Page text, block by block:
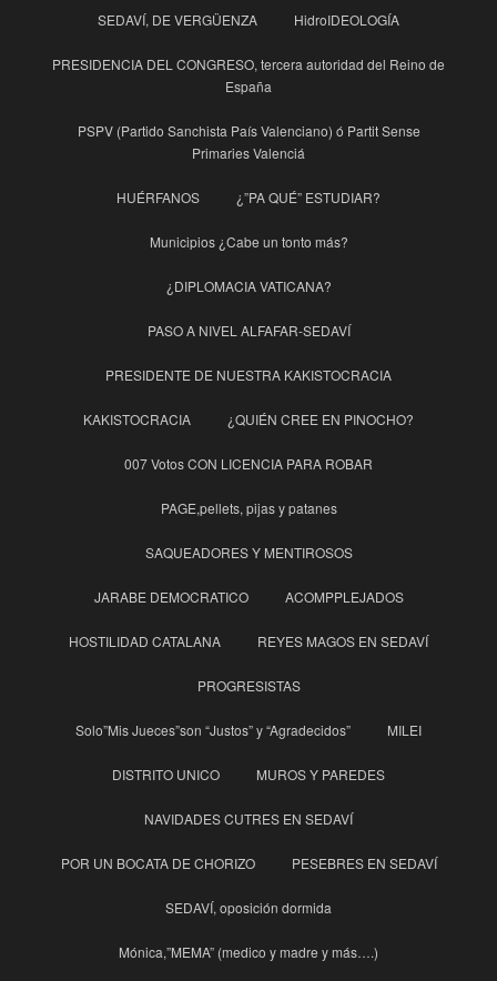
SEDAVÍ, DE VERGÜENZA HidroIDEOLOGÍA
PRESIDENCIA DEL CONGRESO, tercera autoridad del Reino de
España
PSPV (Partido Sanchista País Valenciano) ó Partit Sense
Primaries Valenciá
HUÉRFANOS ¿”PA QUÉ” ESTUDIAR?
Municipios ¿Cabe un tonto más?
¿DIPLOMACIA VATICANA?
PASO A NIVEL ALFAFAR-SEDAVÍ
PRESIDENTE DE NUESTRA KAKISTOCRACIA
KAKISTOCRACIA ¿QUIÉN CREE EN PINOCHO?
007 Votos CON LICENCIA PARA ROBAR
PAGE,pellets, pijas y patanes
SAQUEADORES Y MENTIROSOS
JARABE DEMOCRATICO ACOMPPLEJADOS
HOSTILIDAD CATALANA REYES MAGOS EN SEDAVÍ
PROGRESISTAS
Solo”Mis Jueces”son “Justos” y “Agradecidos” MILEI
DISTRITO UNICO MUROS Y PAREDES
NAVIDADES CUTRES EN SEDAVÍ
POR UN BOCATA DE CHORIZO PESEBRES EN SEDAVÍ
SEDAVÍ, oposición dormida
Mónica,”MEMA” (medico y madre y más….)